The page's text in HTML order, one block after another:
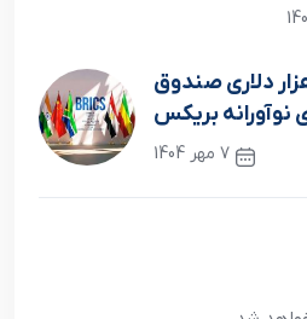
۵۰۰ هزار دلاری صندوق
نوآورانه بریکس
7 مهر 1404
نوشته بعدی